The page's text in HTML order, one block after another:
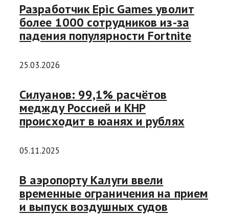
Разработчик Epic Games уволит
более 1000 сотрудников из-за
падения популярности Fortnite
25.03.2026
Силуанов: 99,1% расчётов
меджду Россией и КНР
происходит в юанях и рублях
05.11.2025
В аэропорту Калуги ввели
временные ограничения на прием
и выпуск воздушных судов